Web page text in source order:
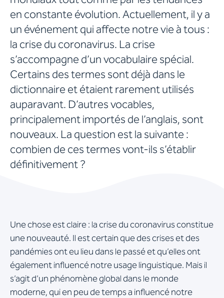
en constante évolution. Actuellement, il y a
un événement qui affecte notre vie à tous :
la crise du coronavirus. La crise
s’accompagne d’un vocabulaire spécial.
Certains des termes sont déjà dans le
dictionnaire et étaient rarement utilisés
auparavant. D’autres vocables,
principalement importés de l’anglais, sont
nouveaux. La question est la suivante :
combien de ces termes vont-ils s’établir
définitivement ?
Une chose est claire : la crise du coronavirus constitue
une nouveauté. Il est certain que des crises et des
pandémies ont eu lieu dans le passé et qu’elles ont
également influencé notre usage linguistique. Mais il
s’agit d’un phénomène global dans le monde
moderne, qui en peu de temps a influencé notre